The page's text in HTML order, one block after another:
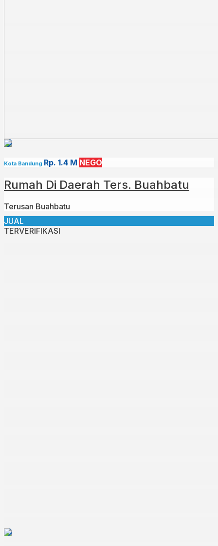
Kota Bandung Rp. 1.4 M NEGO
Rumah Di Daerah Ters. Buahbatu
Terusan Buahbatu
JUAL
TERVERIFIKASI